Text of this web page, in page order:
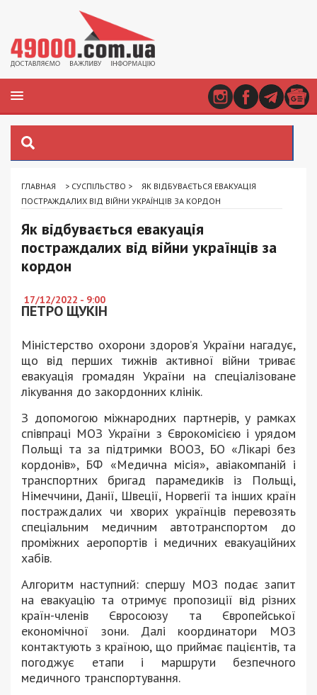
ГЛАВНАЯ > СУСПІЛЬСТВО >
ЯК ВІДБУВАЄТЬСЯ ЕВАКУАЦІЯ
ПОСТРАЖДАЛИХ ВІД ВІЙНИ УКРАЇНЦІВ ЗА КОРДОН
Як відбувається евакуація
постраждалих від війни українців за
кордон
17/12/2022 - 9:00
ПЕТРО ЩУКІН
Міністерство охорони здоров’я України нагадує,
що від перших тижнів активної війни триває
евакуація громадян України на спеціалізоване
лікування до закордонних клінік.
З допомогою міжнародних партнерів, у рамках
співпраці МОЗ України з Єврокомісією і урядом
Польщі та за підтримки ВООЗ, БО «Лікарі без
кордонів», БФ «Медична місія», авіакомпаній і
транспортних бригад парамедиків із Польщі,
Німеччини, Данії, Швеції, Норвегії та інших країн
постраждалих чи хворих українців перевозять
спеціальним медичним автотранспортом до
проміжних аеропортів і медичних евакуаційних
хабів.
Алгоритм наступний: спершу МОЗ подає запит
на евакуацію та отримує пропозиції від різних
країн-членів Євросоюзу та Європейської
економічної зони. Далі координатори МОЗ
контактують з країною, що приймає пацієнтів, та
погоджує етапи і маршрути безпечного
медичного транспортування.